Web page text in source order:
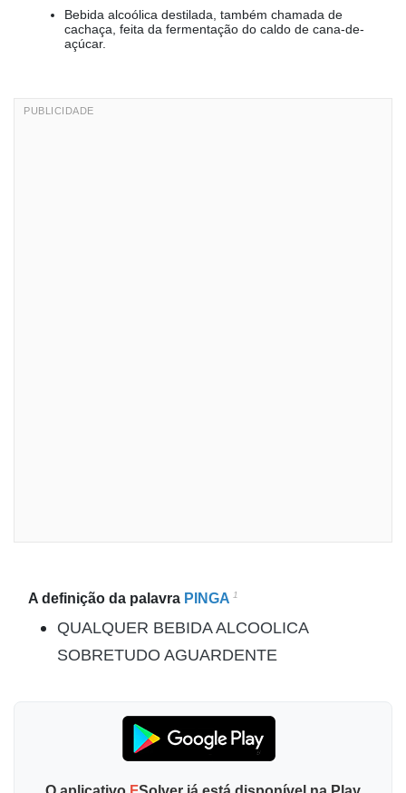
Bebida alcoólica destilada, também chamada de
cachaça, feita da fermentação do caldo de cana-de-
açúcar.
A definição da palavra PINGA 1
QUALQUER BEBIDA ALCOOLICA
SOBRETUDO AGUARDENTE